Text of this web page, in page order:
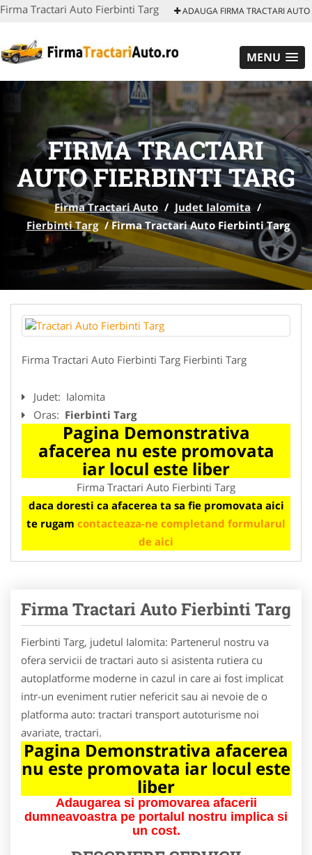
Firma Tractari Auto Fierbinti Targ ADAUGA FIRMA TRACTARI AUTO
MENU
FIRMA TRACTARI
AUTO FIERBINTI TARG
Firma Tractari Auto / Judet Ialomita /
Fierbinti Targ /Firma Tractari Auto Fierbinti Targ
Firma Tractari Auto Fierbinti Targ Fierbinti Targ
Judet: Ialomita
Oras: Fierbinti Targ
Pagina Demonstrativa
afacerea nu este promovata
iar locul este liber
Firma Tractari Auto Fierbinti Targ
daca doresti ca afacerea ta sa fie promovata aici
te rugam contacteaza-ne completand formularul
de aici
Firma Tractari Auto Fierbinti Targ
Fierbinti Targ, judetul Ialomita: Partenerul nostru va
ofera servicii de tractari auto si asistenta rutiera cu
autoplatforme moderne in cazul in care ai fost implicat
intr-un eveniment rutier nefericit sau ai nevoie de o
platforma auto: tractari transport autoturisme noi
avariate, tractari.
Pagina Demonstrativa afacerea
nu este promovata iar locul este
liber
Adaugarea si promovarea afacerii
dumneavoastra pe portalul nostru implica si
un cost.